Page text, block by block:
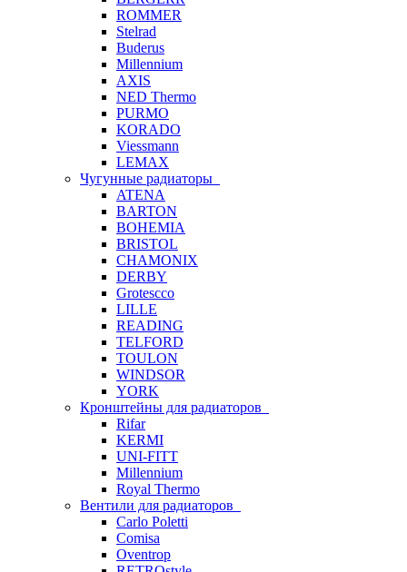
ROMMER
Stelrad
Buderus
Millennium
AXIS
NED Thermo
PURMO
KORADO
Viessmann
LEMAX
Чугунные радиаторы
ATENA
BARTON
BOHEMIA
BRISTOL
CHAMONIX
DERBY
Grotescco
LILLE
READING
TELFORD
TOULON
WINDSOR
YORK
Кронштейны для радиаторов
Rifar
KERMI
UNI-FITT
Millennium
Royal Thermo
Вентили для радиаторов
Carlo Poletti
Comisa
Oventrop